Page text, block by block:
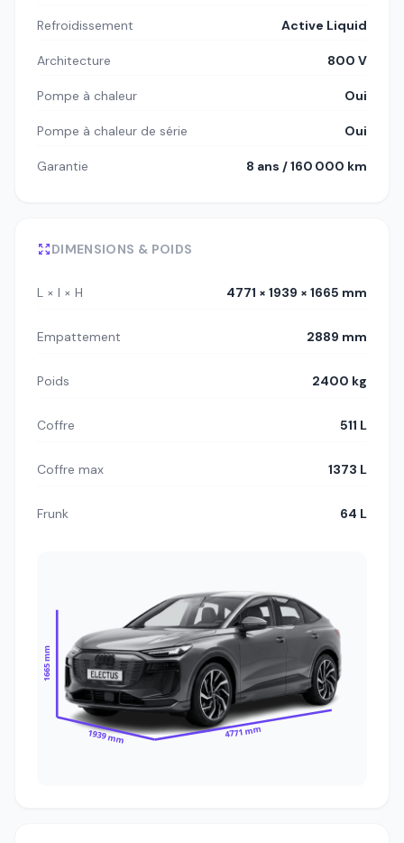
Refroidissement Active Liquid
Architecture 800 V
Pompe à chaleur Oui
Pompe à chaleur de série Oui
Garantie 8 ans / 160 000 km
DIMENSIONS & POIDS
L × l × H 4771 × 1939 × 1665 mm
Empattement 2889 mm
Poids 2400 kg
Coffre 511 L
Coffre max 1373 L
Frunk 64 L
1665 mm
1939 mm 4771 mm